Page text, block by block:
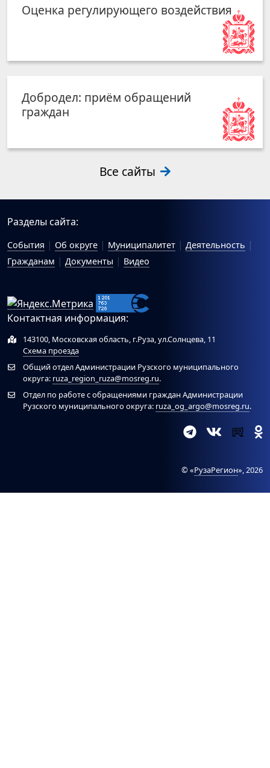
Оценка регулирующего воздействия
Добродел: приём обращений
граждан
Все сайты
Разделы сайта:
События Об округе Муниципалитет
Деятельность
Гражданам
Документы Видео
Контактная информация:
143100, Московская область, г.Руза, ул.Солнцева, 11
Схема проезда
Общий отдел Администрации Рузского муниципального
округа: ruza_region_ruza@mosreg.ru.
Отдел по работе с обращениями граждан Администрации
Рузского муниципального округа: ruza_og_argo@mosreg.ru.
© «РузаРегион», 2026